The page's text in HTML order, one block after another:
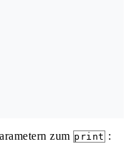
zum print :